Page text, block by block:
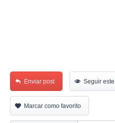
Enviar post Seguir
Marcar como favorito